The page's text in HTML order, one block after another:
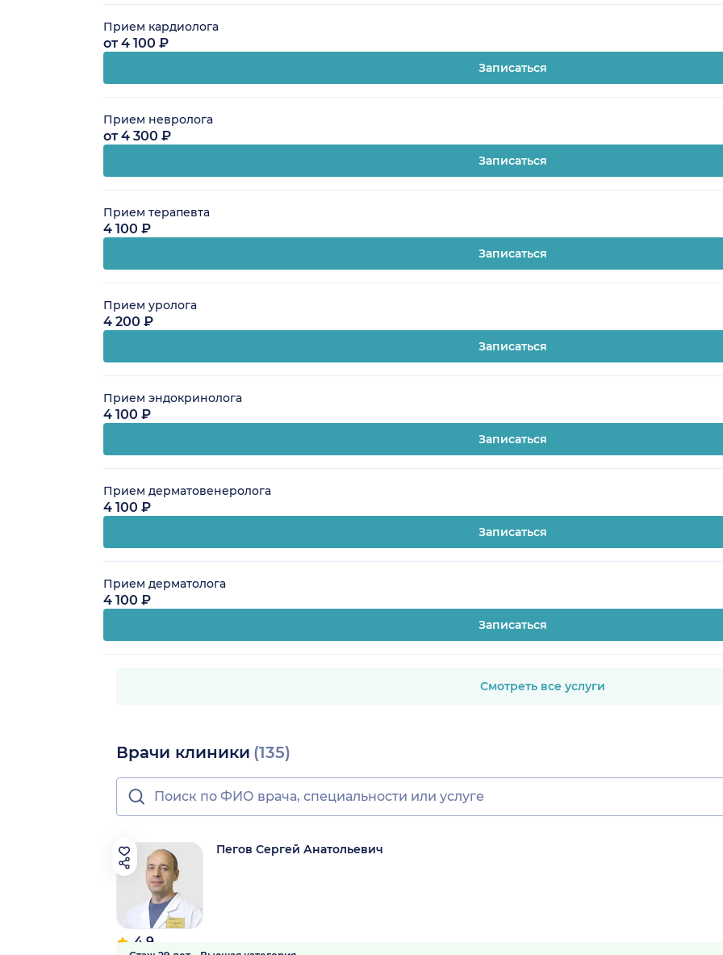
Прием кардиолога
от 4 100 ₽
Записаться
Прием невролога
от 4 300 ₽
Записаться
Прием терапевта
4 100 ₽
Записаться
Прием уролога
4 200 ₽
Записаться
Прием эндокринолога
4 100 ₽
Записаться
Прием дерматовенеролога
4 100 ₽
Записаться
Прием дерматолога
4 100 ₽
Записаться
Смотреть все услуги
Врачи клиники (135)
4.9
Пегов Сергей Анатольевич